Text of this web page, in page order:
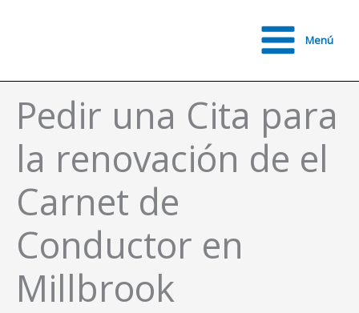
Main
Menú
Pedir una Cita para
la renovación de el
Carnet de
Conductor en
Millbrook